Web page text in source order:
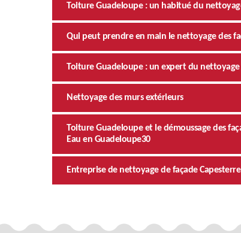
Toiture Guadeloupe : un habitué du
Qui peut prendre en main le nettoyage des
Toiture Guadeloupe : un expert du nettoyage
Nettoyage des murs extérieurs
Toiture Guadeloupe et le démoussage des
Eau en Guadeloupe30
Entreprise de nettoyage de façade